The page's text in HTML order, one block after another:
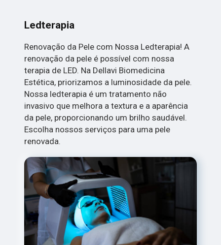
Ledterapia
Renovação da Pele com Nossa Ledterapia! A
renovação da pele é possível com nossa
terapia de LED. Na Dellavi Biomedicina
Estética, priorizamos a luminosidade da pele.
Nossa ledterapia é um tratamento não
invasivo que melhora a textura e a aparência
da pele, proporcionando um brilho saudável.
Escolha nossos serviços para uma pele
renovada.